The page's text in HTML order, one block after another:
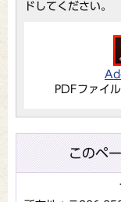
ドしてください。
PDFファイ
このペ